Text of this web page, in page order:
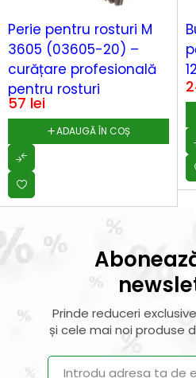
Perie pentru rosturi M
3605 (03605-20) –
curățare profesională
pentru rosturi
57 lei
ADAUGĂ ÎN COȘ
Prinde reduceri
și cele mai noi produse